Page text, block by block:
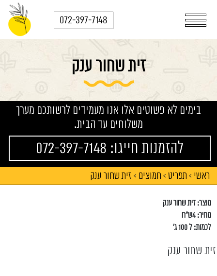
072-397-7148
זית שחור ענק
בימים לא פשוטים אלו אנו מעמידים לרשותכם מערך
משלוחים עד הבית.
להזמנות חייגו: 072-397-7148
ראשי > תפריט > חמוצים > זית שחור ענק
מוצר: זית שחור ענק
מחיר: 4ש"ח
לכמות: ל 100 ג'
זית שחור ענק